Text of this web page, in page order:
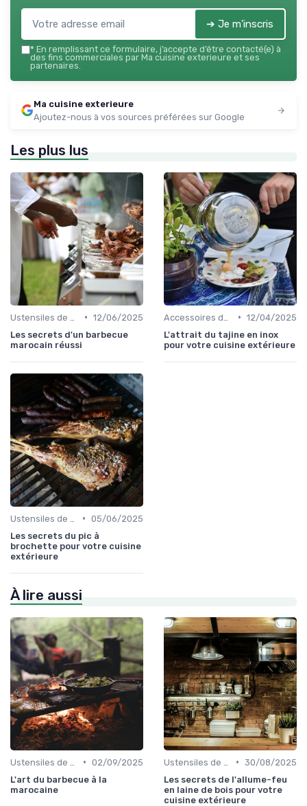
➔ Je m'inscris
* En remplissant ce formulaire, j’accepte d’être contacté(e) à
des fins commerciales par Ma cuisine exterieure et ses
partenaires.
Ma cuisine exterieure
Ajoutez-nous à vos sources préférées sur Google
Les plus lus
• 12/06/2025
Les secrets d'un barbecue
marocain réussi
• 12/04/2025
L'attrait du tajine en inox
pour votre cuisine extérieure
• 05/06/2025
Les secrets du pic à
brochette pour votre cuisine
extérieure
À lire aussi
• 02/09/2025
L'art du barbecue à la
marocaine
• 30/08/2025
Les secrets de l'allume-feu
en laine de bois pour votre
cuisine extérieure